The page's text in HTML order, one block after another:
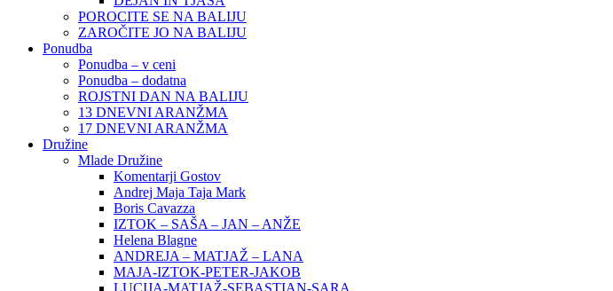
POROCITE SE NA BALIJU
ZAROČITE JO NA BALIJU
Ponudba
Ponudba – v ceni
Ponudba – dodatna
ROJSTNI DAN NA BALIJU
13 DNEVNI ARANŽMA
17 DNEVNI ARANŽMA
Družine
Mlade Družine
Komentarji Gostov
Andrej Maja Taja Mark
Boris Cavazza
IZTOK – SAŠA – JAN – ANŽE
Helena Blagne
ANDREJA – MATJAŽ – LANA
MAJA-IZTOK-PETER-JAKOB
LUCIJA-MATJAŽ-SEBASTIAN-SARA